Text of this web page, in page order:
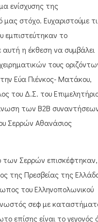
ενίσχυσης της
στόχο. Ευχαριστούμε
εμπιστεύτηκαν το
αυτή η έκθεση να συμβάλει
τους
Εύα Πιένκος- Ματάκου,
του Δ.Σ. του
των B2B
Σερρών Αθανάσιος
Σερρών επισκέφτηκαν,
της Πρεσβείας της
του Ελληνοπολωνικού
σεφ με
επίσης είναι το γεγονός